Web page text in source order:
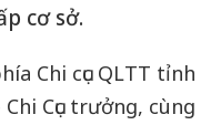
cơ sở.
Chi cục QLTT tỉnh
Cục trưởng, cùng